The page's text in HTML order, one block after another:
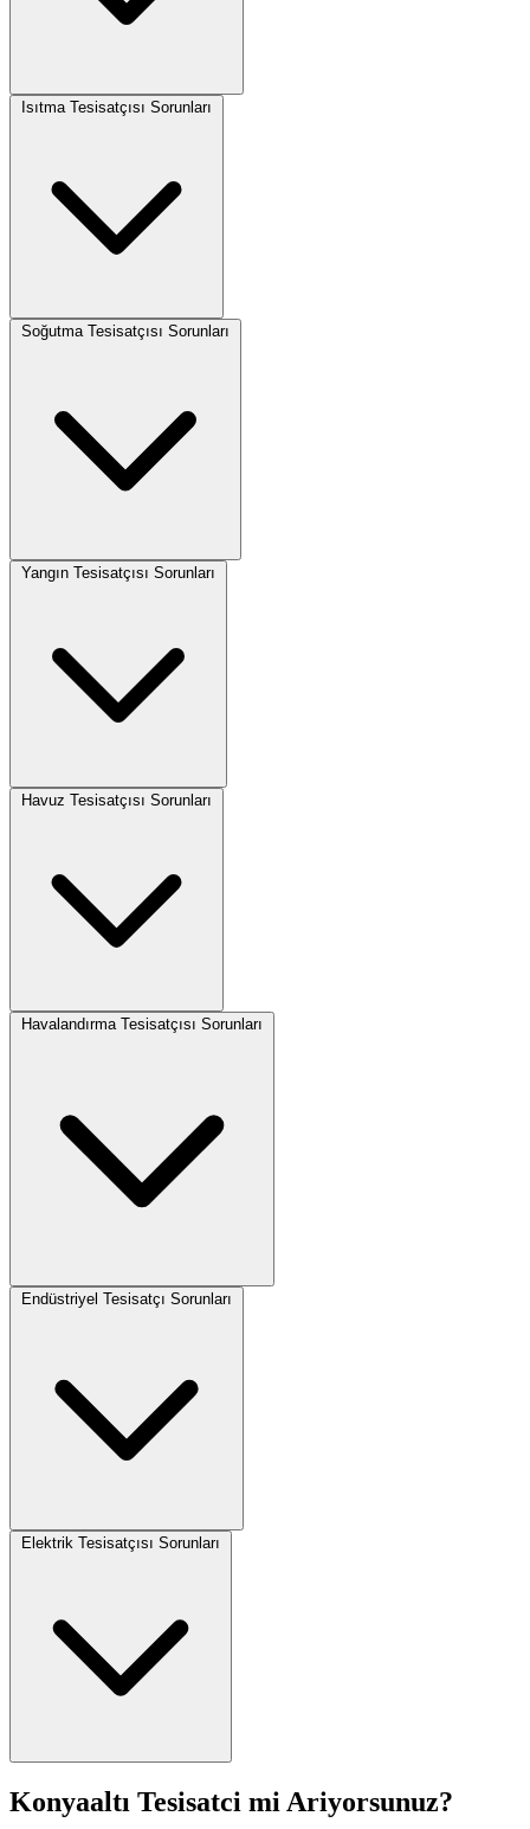
Isıtma Tesisatçısı Sorunları
Soğutma Tesisatçısı Sorunları
Yangın Tesisatçısı Sorunları
Havuz Tesisatçısı Sorunları
Havalandırma Tesisatçısı Sorunları
Endüstriyel Tesisatçı Sorunları
Elektrik Tesisatçısı Sorunları
Konyaaltı Tesisatci mi Ariyorsunuz?